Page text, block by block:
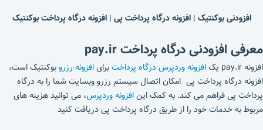
افزودنی بوکنتیک | افزونه درگاه پرداخت پی | افزونه درگاه پرداخت بوکنتیک
معرفی افزودنی درگاه پرداخت pay.ir
افزونه pay.ir یک افزونه وردپرس درگاه پرداختبرایافزونه رزروبوکنتیک است،
افزونه درگاه پرداخت پی امکان اتصال سیستم رزرو وبسایت شما را به درگاه
پرداخت پی فراهم می کند. به کمک اینافزونه وردپرس، می توانید هزینه های
مربوط به خدمات خود را از طریق درگاه پرداخت پی دریافت کنید